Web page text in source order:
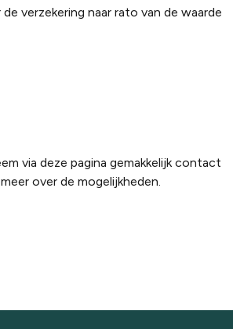
verzekering naar rato van de waarde
via deze pagina gemakkelijk contact
over de mogelijkheden.